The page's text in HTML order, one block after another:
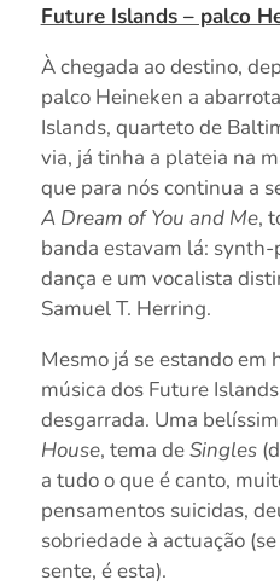
Future Islands – palco
À chegada ao destino,
palco Heineken a
Islands, quarteto de
via, já tinha a plateia na
que para nós continua a
A Dream of You and Me,
banda estavam lá:
dança e um vocalista
Samuel T. Herring.
Mesmo já se estando em
música dos Future
desgarrada. Uma
House, tema deSingles
a tudo o que é canto,
pensamentos suicidas,
sobriedade à actuação
sente, é esta).